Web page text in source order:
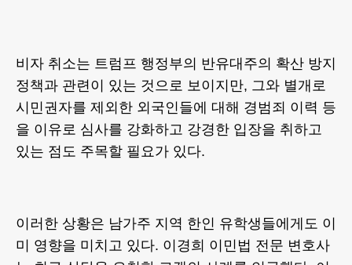
비자 취소는 트럼프 행정부의 반유대주의 확산 방지
정책과 관련이 있는 것으로 보이지만, 그와 별개로
시민권자를 제외한 외국인들에 대해 경범죄 이력 등
을 이유로 심사를 강화하고 강경한 입장을 취하고
있는 점도 주목할 필요가 있다.
이러한 상황은 남가주 지역 한인 유학생들에게도 이
미 영향을 미치고 있다. 이경희 이민법 전문 변호사